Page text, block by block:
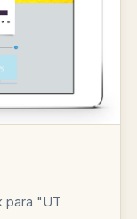
para "UT